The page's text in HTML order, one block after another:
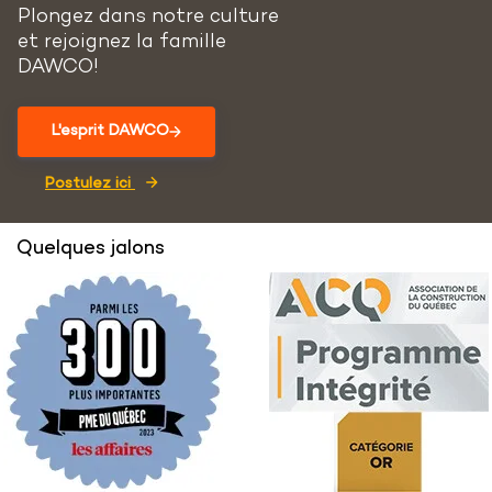
Plongez dans notre culture
et rejoignez la famille
DAWCO!
L'esprit DAWCO
Postulez ici
Quelques jalons